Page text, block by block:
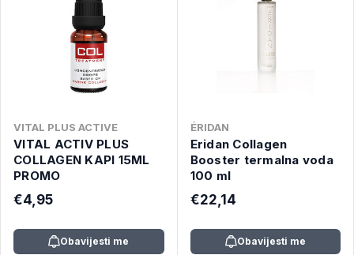
VITAL PLUS ACTIVE
VITAL ACTIV PLUS
COLLAGEN KAPI 15ML
PROMO
€4,95
Obavijesti me
ÉRIDAN
Eridan Collagen
Booster termalna voda
100 ml
€22,14
Obavijesti me